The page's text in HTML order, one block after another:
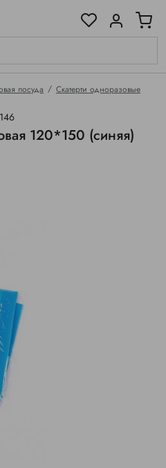
посуда Скатерти одноразовые
120*150 (синяя)